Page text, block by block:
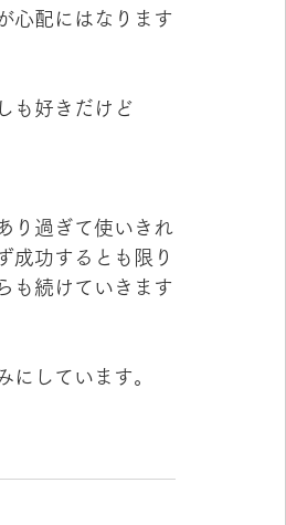
心配にはなります
も好きだけど
り過ぎて使いきれ
成功するとも限り
も続けていきます
にしています。